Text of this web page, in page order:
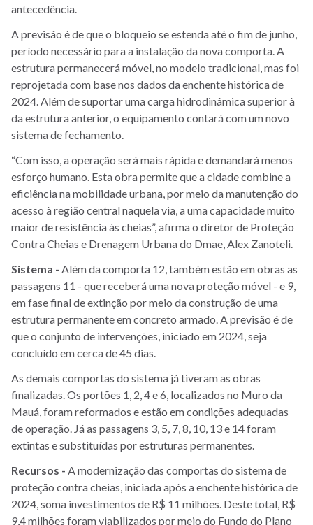
antecedência.
A previsão é de que o bloqueio se estenda até o fim de junho,
período necessário para a instalação da nova comporta. A
estrutura permanecerá móvel, no modelo tradicional, mas foi
reprojetada com base nos dados da enchente histórica de
2024. Além de suportar uma carga hidrodinâmica superior à
da estrutura anterior, o equipamento contará com um novo
sistema de fechamento.
“Com isso, a operação será mais rápida e demandará menos
esforço humano. Esta obra permite que a cidade combine a
eficiência na mobilidade urbana, por meio da manutenção do
acesso à região central naquela via, a uma capacidade muito
maior de resistência às cheias”, afirma o diretor de Proteção
Contra Cheias e Drenagem Urbana do Dmae, Alex Zanoteli.
Sistema - Além da comporta 12, também estão em obras as
passagens 11 - que receberá uma nova proteção móvel - e 9,
em fase final de extinção por meio da construção de uma
estrutura permanente em concreto armado. A previsão é de
que o conjunto de intervenções, iniciado em 2024, seja
concluído em cerca de 45 dias.
As demais comportas do sistema já tiveram as obras
finalizadas. Os portões 1, 2, 4 e 6, localizados no Muro da
Mauá, foram reformados e estão em condições adequadas
de operação. Já as passagens 3, 5, 7, 8, 10, 13 e 14 foram
extintas e substituídas por estruturas permanentes.
Recursos - A modernização das comportas do sistema de
proteção contra cheias, iniciada após a enchente histórica de
2024, soma investimentos de R$ 11 milhões. Deste total, R$
9,4 milhões foram viabilizados por meio do Fundo do Plano